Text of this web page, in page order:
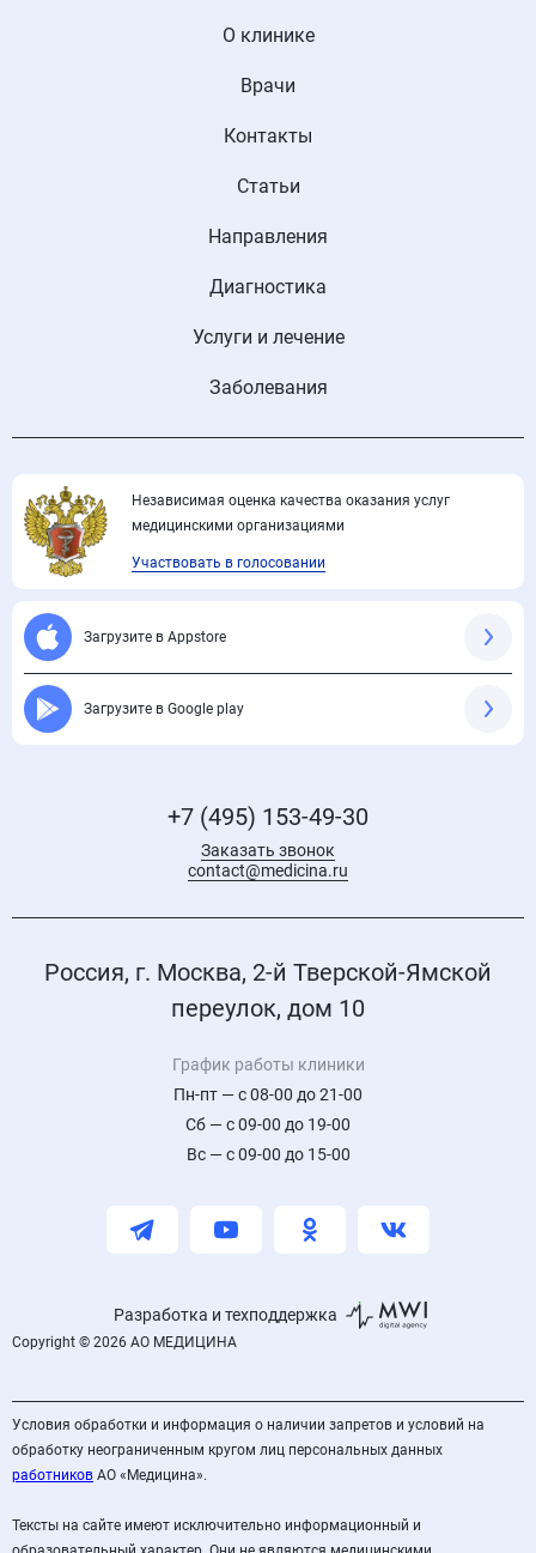
Независимая оценка качества оказания услуг
медицинскими организациями
Участвовать в голосовании
Загрузите в Appstore
Загрузите в Google play
О клинике
Врачи
Контакты
Статьи
Направления
Диагностика
Услуги и лечение
Заболевания
+7 (495) 153-49-30
Заказать звонок
contact@medicina.ru
Россия, г. Москва, 2-й Тверской-Ямской
переулок, дом 10
График работы клиники
Пн-пт — с 08-00 до 21-00
Сб — с 09-00 до 19-00
Вс — с 09-00 до 15-00
Разработка и техподдержка
Copyright © 2026 АО МЕДИЦИНА
Условия обработки и информация о наличии запретов и условий на
обработку неограниченным кругом лиц персональных данных
работников АО «Медицина».
Тексты на сайте имеют исключительно информационный и